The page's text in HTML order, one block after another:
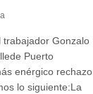
trabajador Gonzalo
Puerto
enérgico rechazo
lo siguiente:La